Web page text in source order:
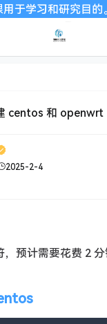
学习和研究目的
centos 和 openwrt
2025-2-4
，预计需要花费 2